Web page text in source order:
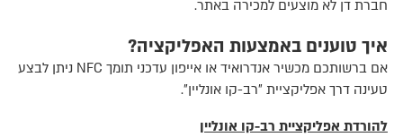
חברת דן לא מוצעים למכירה באתר.
איך טוענים באמצעות האפליקציה?
אם ברשותכם מכשיר אנדרואיד או אייפון עדכני תומך NFC ניתן לבצע
טעינה דרך אפליקציית "רב-קו אונליין”.
להורדת אפליקציית רב-קו אונליין